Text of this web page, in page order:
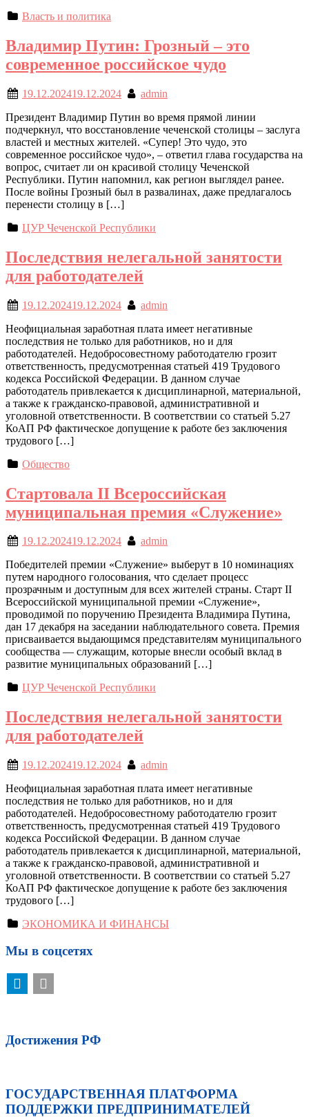
Власть и политика
Владимир Путин: Грозный – это
современное российское чудо
19.12.202419.12.2024
admin
Президент Владимир Путин во время прямой линии
подчеркнул, что восстановление чеченской столицы – заслуга
властей и местных жителей. «Супер! Это чудо, это
современное российское чудо», – ответил глава государства на
вопрос, считает ли он красивой столицу Чеченской
Республики. Путин напомнил, как регион выглядел ранее.
После войны Грозный был в развалинах, даже предлагалось
перенести столицу в […]
ЦУР Чеченской Республики
Последствия нелегальной занятости
для работодателей
19.12.202419.12.2024
admin
Неофициальная заработная плата имеет негативные
последствия не только для работников, но и для
работодателей. Недобросовестному работодателю грозит
ответственность, предусмотренная статьей 419 Трудового
кодекса Российской Федерации. В данном случае
работодатель привлекается к дисциплинарной, материальной,
а также к гражданско-правовой, административной и
уголовной ответственности. В соответствии со статьей 5.27
КоАП РФ фактическое допущение к работе без заключения
трудового […]
Общество
Стартовала II Всероссийская
муниципальная премия «Служение»
19.12.202419.12.2024
admin
Победителей премии «Служение» выберут в 10 номинациях
путем народного голосования, что сделает процесс
прозрачным и доступным для всех жителей страны. Старт II
Всероссийской муниципальной премии «Служение»,
проводимой по поручению Президента Владимира Путина,
дан 17 декабря на заседании наблюдательного совета. Премия
присваивается выдающимся представителям муниципального
сообщества — служащим, которые внесли особый вклад в
развитие муниципальных образований […]
ЦУР Чеченской Республики
Последствия нелегальной занятости
для работодателей
19.12.202419.12.2024
admin
Неофициальная заработная плата имеет негативные
последствия не только для работников, но и для
работодателей. Недобросовестному работодателю грозит
ответственность, предусмотренная статьей 419 Трудового
кодекса Российской Федерации. В данном случае
работодатель привлекается к дисциплинарной, материальной,
а также к гражданско-правовой, административной и
уголовной ответственности. В соответствии со статьей 5.27
КоАП РФ фактическое допущение к работе без заключения
трудового […]
ЭКОНОМИКА И ФИНАНСЫ
Мы в соцсетях
Достижения РФ
ГОСУДАРСТВЕННАЯ ПЛАТФОРМА
ПОДДЕРЖКИ ПРЕДПРИНИМАТЕЛЕЙ